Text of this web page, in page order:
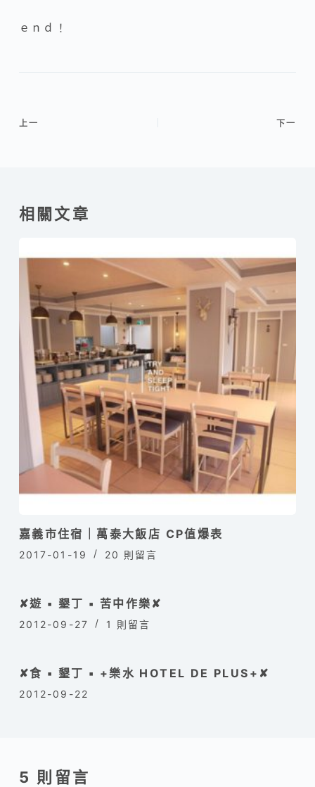
ｅｎｄ！
上一 下一
相關文章
嘉義市住宿｜萬泰大飯店 CP值爆表
2017-01-19 20 則留言
✘遊 ▪ 墾丁 ▪ 苦中作樂✘
2012-09-27 1 則留言
✘食 ▪ 墾丁 ▪ +樂水 HOTEL DE PLUS+✘
2012-09-22
5 則留言